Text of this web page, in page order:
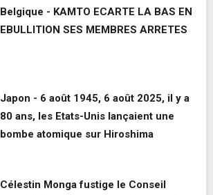
Belgique - KAMTO ECARTE LA BAS EN
EBULLITION SES MEMBRES ARRETES
Japon - 6 août 1945, 6 août 2025, il y a
80 ans, les Etats-Unis lançaient une
bombe atomique sur Hiroshima
Célestin Monga fustige le Conseil